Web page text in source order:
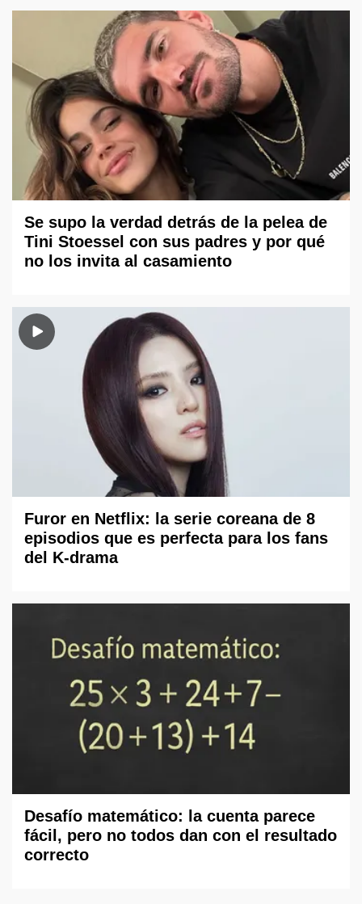
Se supo la verdad detrás de la pelea de
Tini Stoessel con sus padres y por qué
no los invita al casamiento
Furor en Netflix: la serie coreana de 8
episodios que es perfecta para los fans
del K-drama
Desafío matemático: la cuenta parece
fácil, pero no todos dan con el resultado
correcto